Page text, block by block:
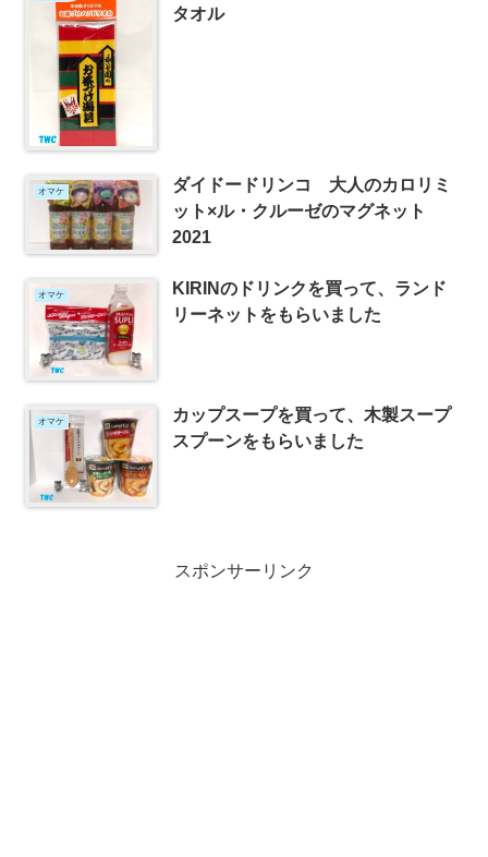
タオル
オマケ
ダイドードリンコ 大人のカロリミ
ット×ル・クルーゼのマグネット
2021
オマケ
KIRINのドリンクを買って、ランド
リーネットをもらいました
オマケ
カップスープを買って、木製スープ
スプーンをもらいました
スポンサーリンク